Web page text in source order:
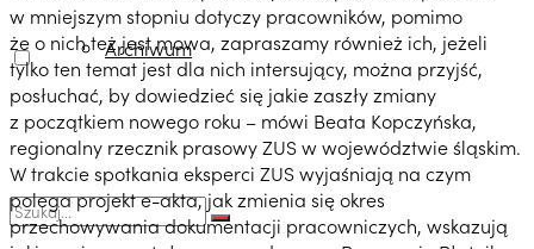
Archiwum
w mniejszym stopniu dotyczy pracowników, pomimo
że o nich też jest mowa, zapraszamy również ich, jeżeli
tylko ten temat jest dla nich intersujący, można przyjść,
posłuchać, by dowiedzieć się jakie zaszły zmiany
z początkiem nowego roku – mówi Beata Kopczyńska,
regionalny rzecznik prasowy ZUS w województwie śląskim.
W trakcie spotkania eksperci ZUS wyjaśniają na czym
polega projekt e-akta, jak zmienia się okres
przechowywania dokumentacji pracowniczych, wskazują